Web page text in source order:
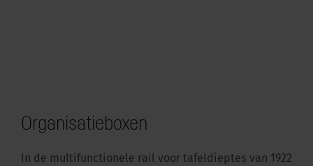
Organisatieboxen
In de multifunctionele rail voor tafeldieptes van 1922